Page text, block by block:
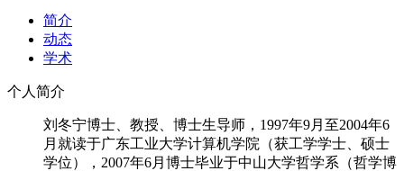
简介
动态
学术
个人简介
刘冬宁博士、教授、博士生导师，1997年9月至2004年6
月就读于广东工业大学计算机学院（获工学学士、硕士
学位），2007年6月博士毕业于中山大学哲学系（哲学博